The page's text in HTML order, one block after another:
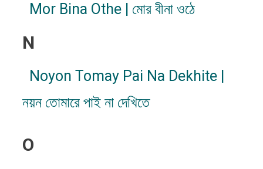
Mor Bina Othe | মোর বীনা ওঠে
N
Noyon Tomay Pai Na Dekhite |
নয়ন তোমারে পাই না দেখিতে
O